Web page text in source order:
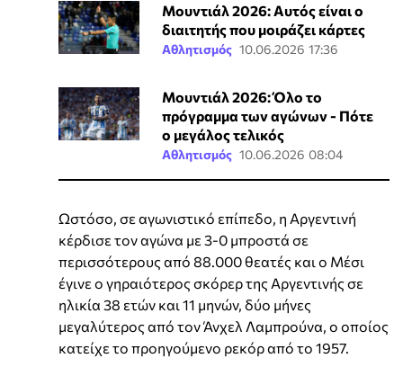
Μουντιάλ 2026: Αυτός είναι ο
διαιτητής που μοιράζει κάρτες
Αθλητισμός 10.06.2026 17:36
Μουντιάλ 2026: Όλο το
πρόγραμμα των αγώνων - Πότε
ο μεγάλος τελικός
Αθλητισμός 10.06.2026 08:04
Ωστόσο, σε αγωνιστικό επίπεδο, η Αργεντινή
κέρδισε τον αγώνα με 3-0 μπροστά σε
περισσότερους από 88.000 θεατές και ο Μέσι
έγινε ο γηραιότερος σκόρερ της Αργεντινής σε
ηλικία 38 ετών και 11 μηνών, δύο μήνες
μεγαλύτερος από τον Άνχελ Λαμπρούνα, ο οποίος
κατείχε το προηγούμενο ρεκόρ από το 1957.